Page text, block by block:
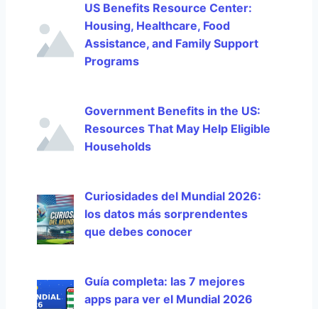
US Benefits Resource Center:
Housing, Healthcare, Food
Assistance, and Family Support
Programs
Government Benefits in the US:
Resources That May Help Eligible
Households
Curiosidades del Mundial 2026:
los datos más sorprendentes
que debes conocer
Guía completa: las 7 mejores
apps para ver el Mundial 2026